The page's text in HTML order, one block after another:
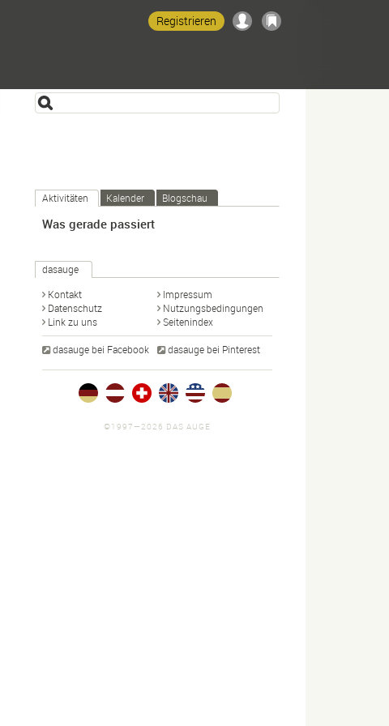
Registrieren
Aktivitäten Kalender Blogschau
Was gerade passiert
dasauge
Kontakt
Impressum
Datenschutz
Nutzungsbedingungen
Link zu uns
Seitenindex
dasauge bei Facebook dasauge bei Pinterest
©1997—2026 DAS AUGE